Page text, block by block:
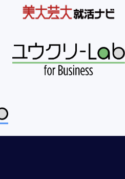
るため
安全にご利用いただける環境整
管理のため
ご案内、お問い合せ等への対応
ビスについての調査・データ集
・サービスなどのご案内を送
要な連絡を行うため
当社の規約、ポリシー等（以下
違反する行為に対する対応のた